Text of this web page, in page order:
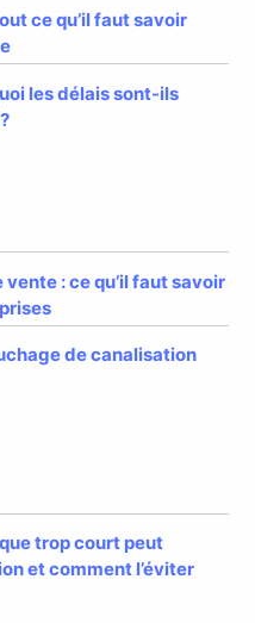
ce qu’il faut savoir
les délais sont-ils
: ce qu’il faut savoir
de canalisation
trop court peut
et comment l’éviter